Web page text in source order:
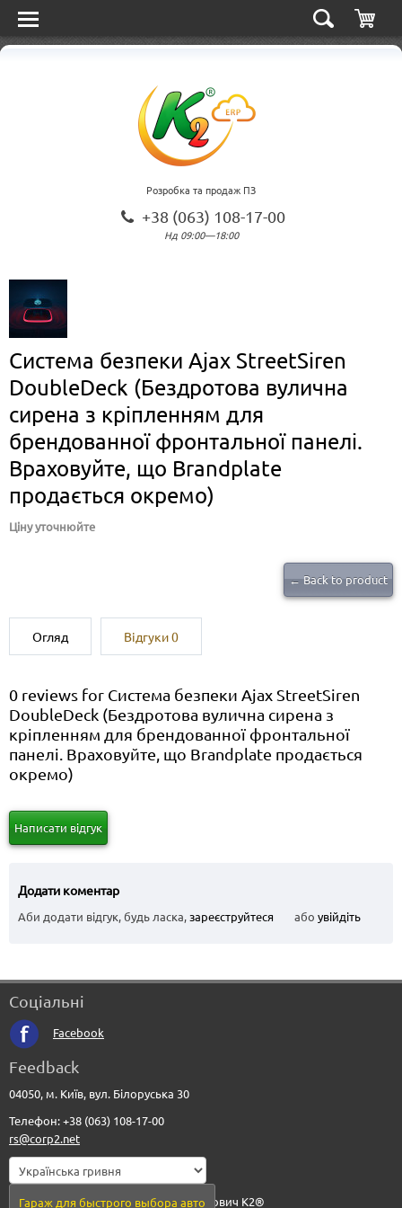
Розробка та продаж ПЗ
+38 (063) 108-17-00
Нд 09:00—18:00
Система безпеки Ajax StreetSiren
DoubleDeck (Бездротова вулична
сирена з кріпленням для
брендованної фронтальної панелі.
Враховуйте, що Brandplate
продається окремо)
Ціну уточнюйте
← Back to product
Огляд Відгуки0
0 reviews for Система безпеки Ajax StreetSiren
DoubleDeck (Бездротова вулична сирена з
кріпленням для брендованної фронтальної
панелі. Враховуйте, що Brandplate продається
окремо)
Написати відгук
Додати коментар
Аби додати відгук, будь ласка,зареєструйтеся або увійдіть
Соціальні
Facebook
Feedback
04050, м. Київ, вул. Білоруська 30
Телефон: +38 (063) 108-17-00
rs@corp2.net
Гараж для быстрого выбора авто
© 2010-2026 - Рудюк Сергій Анатолійович К2®